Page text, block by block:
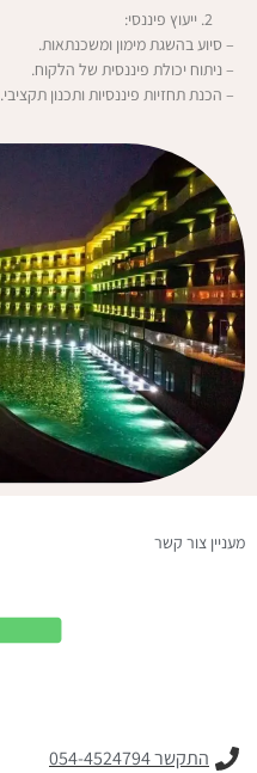
ייעוץ פיננסי:
– סיוע בהשגת מימון ומשכנתאות.
– ניתוח יכולת פיננסית של הלקוח.
– הכנת תחזיות פיננסיות ותכנון תקציבי.
מעניין צור קשר
התקשר 054-4524794